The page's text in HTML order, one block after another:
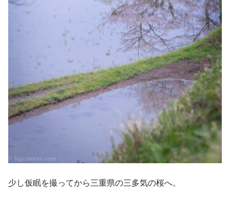
少し仮眠を撮ってから三重県の三多気の桜へ。